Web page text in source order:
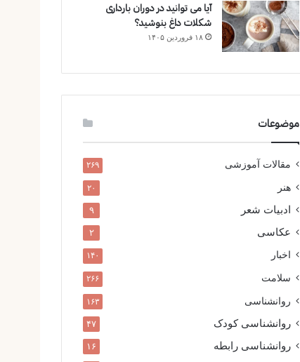
آیا می توانید در دوران بارداری
شکلات داغ بنوشید؟
۱۸ فروردین ۱۴۰۵
موضوعات
مقالات آموزشی ۲۶۹
هنر ۲۰
ادبیات شعر ۹
عکاسی ۲
اخبار ۱۴۰
سلامت ۲۶۶
روانشناسی ۱۶۳
روانشناسی کودک ۴۷
روانشناسی رابطه ۱۶